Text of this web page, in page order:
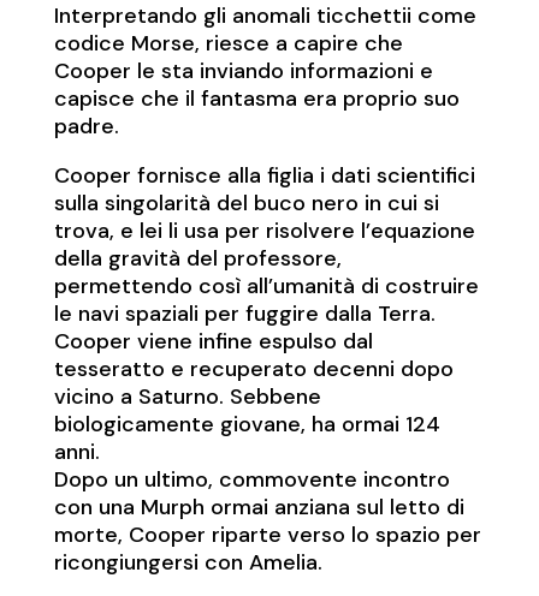
Interpretando gli anomali ticchettii come
codice Morse, riesce a capire che
Cooper le sta inviando informazioni e
capisce che il fantasma era proprio suo
padre.
Cooper fornisce alla figlia i dati scientifici
sulla singolarità del buco nero in cui si
trova, e lei li usa per risolvere l’equazione
della gravità del professore,
permettendo così all’umanità di costruire
le navi spaziali per fuggire dalla Terra.
Cooper viene infine espulso dal
tesseratto e recuperato decenni dopo
vicino a Saturno. Sebbene
biologicamente giovane, ha ormai 124
anni.
Dopo un ultimo, commovente incontro
con una Murph ormai anziana sul letto di
morte, Cooper riparte verso lo spazio per
ricongiungersi con Amelia.